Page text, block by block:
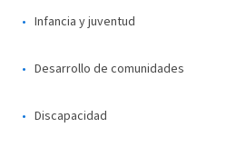
Infancia y juventud
Desarrollo de comunidades
Discapacidad